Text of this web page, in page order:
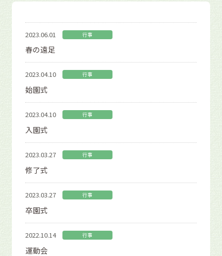
2023.06.01 行事
春の遠足
2023.04.10 行事
始園式
2023.04.10 行事
入園式
2023.03.27 行事
修了式
2023.03.27 行事
卒園式
2022.10.14 行事
運動会